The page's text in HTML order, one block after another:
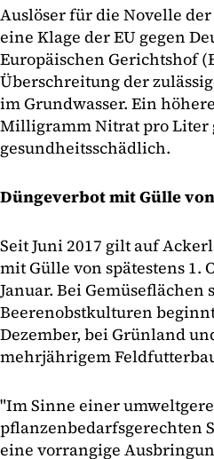
Auslöser für die Novelle
eine Klage der EU gegen
Europäischen Gerichtshof
Überschreitung der
im Grundwasser. Ein
Milligramm Nitrat pro Liter
gesundheitsschädlich.
Düngeverbot mit Gülle
Seit Juni 2017 gilt auf
mit Gülle von spätestens 1.
Januar. Bei Gemüseflächen
Beerenobstkulturen
Dezember, bei Grünland
mehrjährigem
"Im Sinne einer
pflanzenbedarfsgerechten
eine vorrangige